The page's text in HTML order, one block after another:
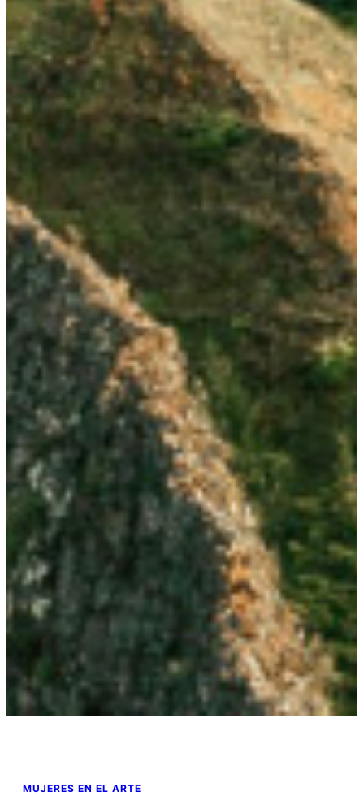
MUJERES EN EL ARTE